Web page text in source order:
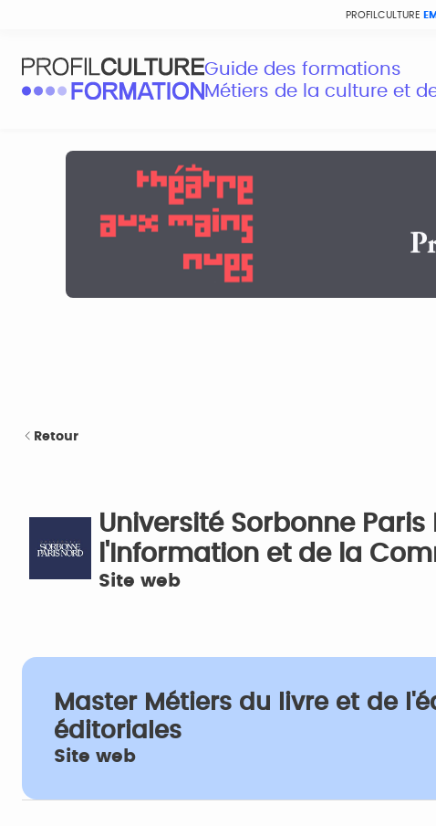
PROFILCULTURE
Guide des formations
Métiers de la culture et
Retour
Université Sorbonne Paris
l'Information et de la
Site web
Master Métiers du livre et de
éditoriales
Site web